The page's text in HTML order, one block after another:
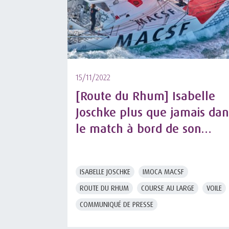
15/11/2022
[Route du Rhum] Isabelle
Joschke plus que jamais
le match à bord de son
ISABELLE JOSCHKE
IMOCA MACSF
ROUTE DU RHUM
COURSE AU LARGE
VOILE
COMMUNIQUÉ DE PRESSE